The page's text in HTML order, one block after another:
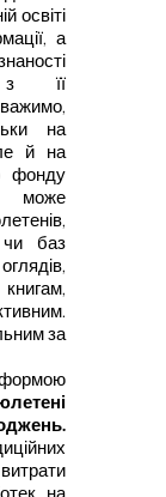
освіті
а
з її
на
й на
фонду
може
чи баз
за
на